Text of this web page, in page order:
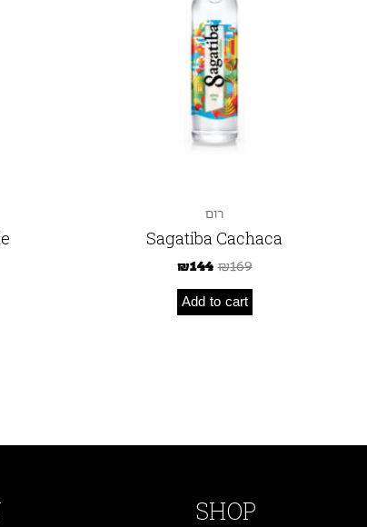
רום
Sagatiba Cachaca
₪169
₪144
Add to cart
SHOP